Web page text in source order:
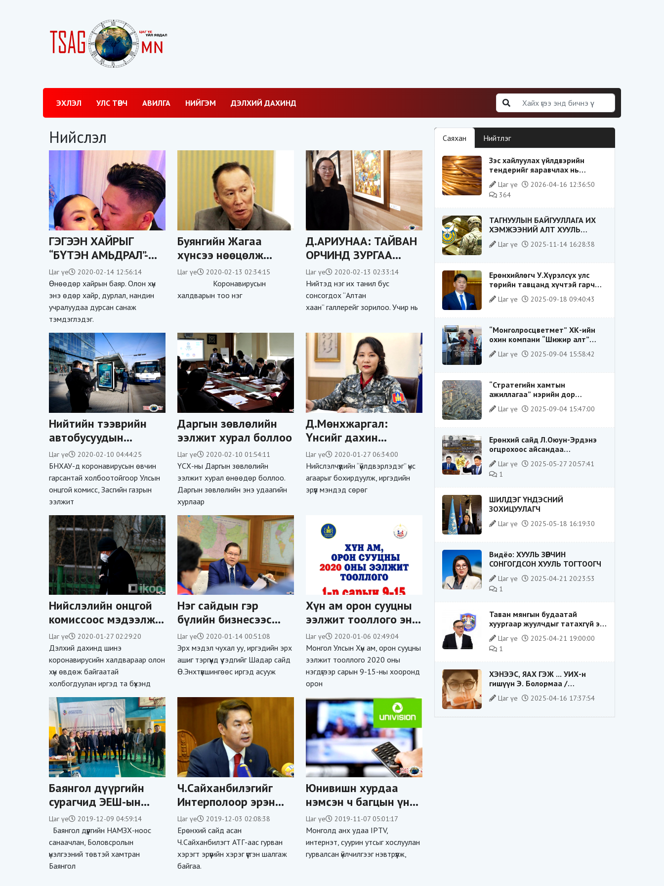
ЭХЛЭЛ УЛС ТӨРЧ АВИЛГА НИЙГЭМ ДЭЛХИЙ ДАХИНД
Нийслэл
ГЭГЭЭН ХАЙРЫГ
“БҮТЭН АМЬДРАЛ”-
ААС МЭДРЭЭРЭЙ
Цаг үе 2020-02-14 12:56:14
Өнөөдөр хайрын баяр. Олон хүн
энэ өдөр хайр, дурлал, нандин
учралуудаа дурсан санаж
тэмдэглэдэг.
Буянгийн Жагаа
хүнсээ нөөцөлж
авахыг иргэдэд
зөвлөжээ
Цаг үе 2020-02-13 02:34:15
Коронавирусын
халдварын тоо нэг
Д.АРИУНАА: ТАЙВАН
ОРЧИНД ЗУРГАА
ЗУРАХ ДУРТАЙ
Цаг үе 2020-02-13 02:33:14
Нийтэд нэг их танил бус
сонсогдох “Алтан
хаан” галлерейг зорилоо. Учир нь
Нийтийн тээврийн
автобусуудын
халдваргүйжүүлэлт,
цэвэрлэгээ,
ариутгалын явцыг
өдөр бүр шалгаж
байна
Цаг үе 2020-02-10 04:44:25
БНХАУ-д коронавирусын өвчин
гарсантай холбоотойгоор Улсын
онцгой комисс, Засгийн газрын
ээлжит
Даргын зөвлөлийн
ээлжит хурал боллоо
Цаг үе 2020-02-10 01:54:11
ҮСХ-ны Даргын зөвлөлийн
ээлжит хурал өнөөдөр боллоо.
Даргын зөвлөлийн энэ удаагийн
хурлаар
Д.Мөнхжаргал:
Үнсийг дахин
ашиглах, эдийн
засгийн эргэлтэд
оруулах боломжийг
бүрдүүлэн ажиллаж
Цаг үе 2020-01-27 06:34:00
Нийслэлчүүдийн “үйлдвэрлэдэг” үнс
агаарыг бохирдуулж, иргэдийн
эрүүл мэндэд сөрөг
Нийслэлийн онцгой
комиссоос мэдээлж
байна
Цаг үе 2020-01-27 02:29:20
Дэлхий дахинд шинэ
коронавирусийн халдвараар олон
хүн өвдөж байгаатай
холбогдуулан иргэд та бүхэнд
Нэг сайдын гэр
бүлийн бизнесээс
доогуур
эрэмбэлэгддэг
нийтийн эрх ашиг
Цаг үе 2020-01-14 00:51:08
Эрх мэдэл чухал уу, иргэдийн эрх
ашиг тэргүүнд үү гэдгийг Шадар сайд
Ө.Энхтүвшингөөс иргэд асууж
Хүн ам орон сууцны
ээлжит тооллого энэ
сарын 9-нд эхэлнэ
Цаг үе 2020-01-06 02:49:04
Монгол Улсын Хүн ам, орон сууцны
ээлжит тооллого 2020 оны
нэгдүгээр сарын 9-15-ны хооронд
орон
Баянгол дүүргийн
сурагчид ЭЕШ-ын
сорилго шалгалтад
орлоо
Цаг үе 2019-12-09 04:59:14
Баянгол дүүргийн НАМЗХ-ноос
санаачлан, Боловсролын
үнэлгээний төвтэй хамтран
Баянгол
Ч.Сайханбилэгийг
Интерполоор эрэн
сурвалжилж эхэлжээ
Цаг үе 2019-12-03 02:08:38
Ерөнхий сайд асан
Ч.Сайханбилэгт АТГ-аас гурван
хэрэгт эрүүгийн хэрэг үүсгэн шалгаж
байгаа.
Юнивишн хурдаа
нэмсэн ч багцын үнэ
нь нэмэгдсэн үү?
Цаг үе 2019-11-07 05:01:17
Монголд анх удаа IPTV,
интернэт, суурин утсыг хослуулан
гурвалсан үйлчилгээг нэвтрүүлж,
Саяхан Нийтлэг
Зэс хайлуулах үйлдвэрийн
тендерийг яаравчлах нь
“Үндэсний аюулгүй байдал“-д
эрсдэлтэй юу?
Цаг үе
2026-04-16 12:36:50
364
ТАГНУУЛЫН БАЙГУУЛЛАГА ИХ
ХЭМЖЭЭНИЙ АЛТ ХУУЛЬ
БУСААР ХИЛЭЭР ГАРГАХ ГЭЖ
БАЙСАН ҮЙЛДЛИЙГ ТАСЛАН
Цаг үе 2025-11-14 16:28:38
Ерөнхийлөгч У.Хүрэлсүх улс
төрийн тавцанд хүчтэй гарч
ирэхдээ өөрийгөө шударга
ёсны төлөө тэмцэгч, “хуучин
таниулсан.
Цаг үе 2025-09-18 09:40:43
“Монголросцветмет” ХК-ийн
охин компани “Шижир алт”
ХХК-ийн Гүйцэтгэх захирлаар
ажиллаж байсан О.Баттөмөрт
Цаг үе 2025-09-04 15:58:42
“Стратегийн хамтын
ажиллагаа” нэрийн дор
“Чимээгүй хөрөнгө хуримтлал”
Цаг үе 2025-09-04 15:47:00
Ерөнхий сайд Л.Оюун-Эрдэнэ
огцрохоос айсандаа
Ерөнхийлөгч рүү буруугаа
чиглүүлж эхлэв үү
Цаг үе
2025-05-27 20:57:41
1
ШИЛДЭГ ҮНДЭСНИЙ
ЗОХИЦУУЛАГЧ
Цаг үе 2025-05-18 16:19:30
Видёо: ХУУЛЬ ЗӨРЧИН
СОНГОГДСОН ХУУЛЬ ТОГТООГЧ
Цаг үе
2025-04-21 20:23:53
1
Таван мянгын будаатай
хуургаар жуулчдыг татахгүй ээ,
Д.Батсүх ээ
Цаг үе
2025-04-21 19:00:00
1
ХЭНЭЭС, ЯАХ ГЭЖ ... УИХ-н
гишүүн Э. Болормаа /
сонгуулийн ажилдаа гадаадын
компаниас хандив авсан уу/
Цаг үе 2025-04-16 17:37:54